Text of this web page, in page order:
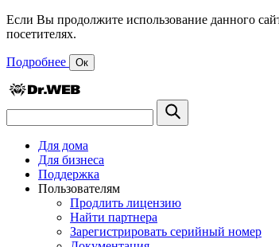
Если Вы продолжите использование данного
посетителях.
Подробнее Ок
Для дома
Для бизнеса
Поддержка
Пользователям
Продлить лицензию
Найти партнера
Зарегистрировать серийный номер